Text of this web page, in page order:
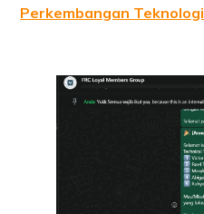
Perkembangan Teknologi